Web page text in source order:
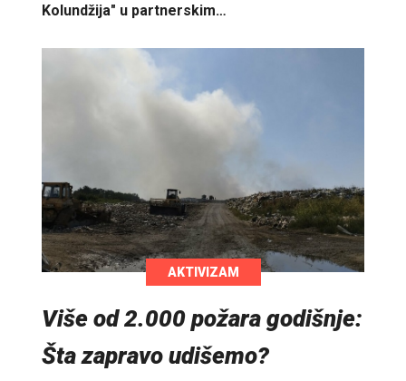
Kolundžija" u partnerskim…
AKTIVIZAM
Više od 2.000 požara godišnje:
Šta zapravo udišemo?